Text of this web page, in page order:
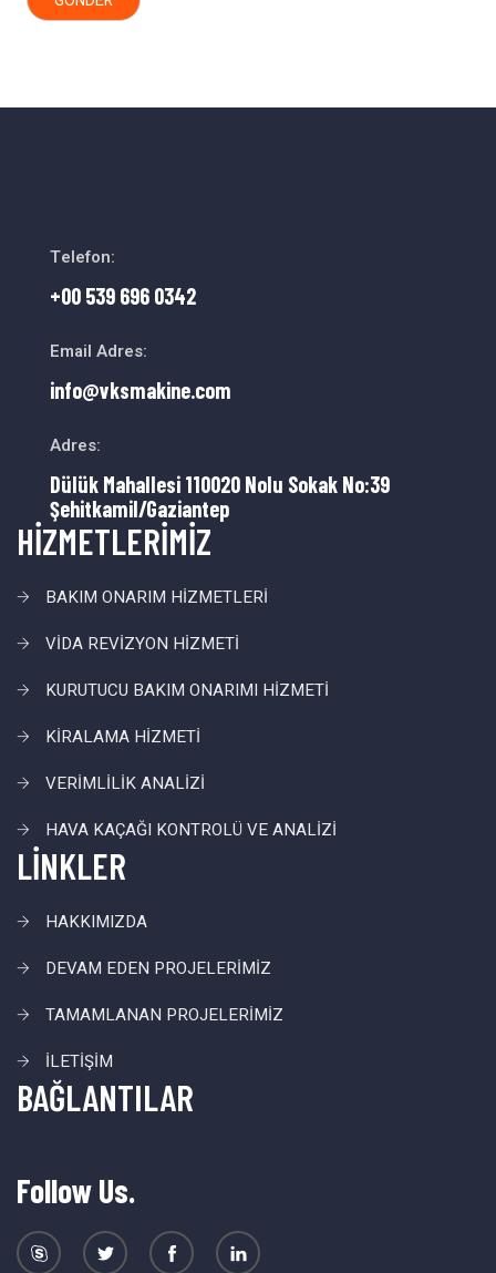
Telefon:
+00 539 696 0342
Email Adres:
info@vksmakine.com
Adres:
Dülük Mahallesi 110020 Nolu Sokak No:39
Şehitkamil/Gaziantep
HİZMETLERİMİZ
BAKIM ONARIM HİZMETLERİ
VİDA REVİZYON HİZMETİ
KURUTUCU BAKIM ONARIMI HİZMETİ
KİRALAMA HİZMETİ
VERİMLİLİK ANALİZİ
HAVA KAÇAĞI KONTROLÜ VE ANALİZİ
LİNKLER
HAKKIMIZDA
DEVAM EDEN PROJELERİMİZ
TAMAMLANAN PROJELERİMİZ
İLETİŞİM
BAĞLANTILAR
Follow Us.